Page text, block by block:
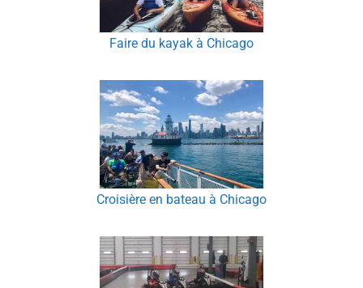
Faire du kayak à Chicago
Croisière en bateau à Chicago